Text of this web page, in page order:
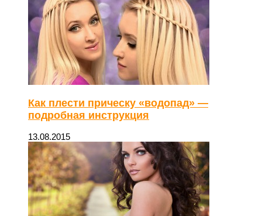
Как плести прическу «водопад» —
подробная инструкция
13.08.2015